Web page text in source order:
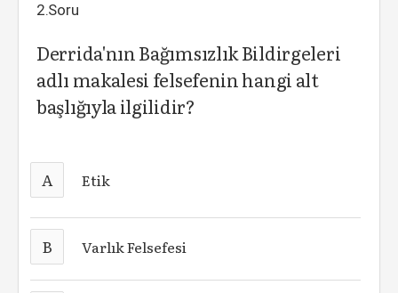
2.Soru
Derrida'nın Bağımsızlık Bildirgeleri
adlı makalesi felsefenin hangi alt
başlığıyla ilgilidir?
A Etik
B Varlık Felsefesi